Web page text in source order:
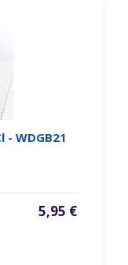
WDGB21
5,95 €